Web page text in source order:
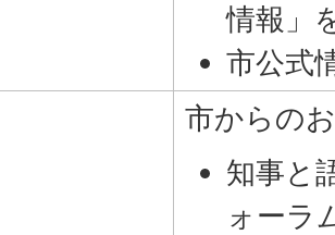
情報」
市公式
市からの
知事と
ォーラ